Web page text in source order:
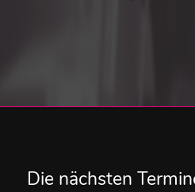
Die nächsten